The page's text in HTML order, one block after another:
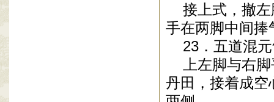
接上式，撤左
手在两脚中间
23．五道混元
上左脚与右脚
丹田，接着成空